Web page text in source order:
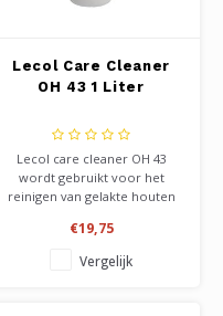
Lecol Care Cleaner
OH 43 1 Liter
Lecol care cleaner OH 43
wordt gebruikt voor het
reinigen van gelakte houten
zeer matte beschermlaag
achter. Uitermate geschikt
voor extreem matte vloeren
€19,75
Vergelijk